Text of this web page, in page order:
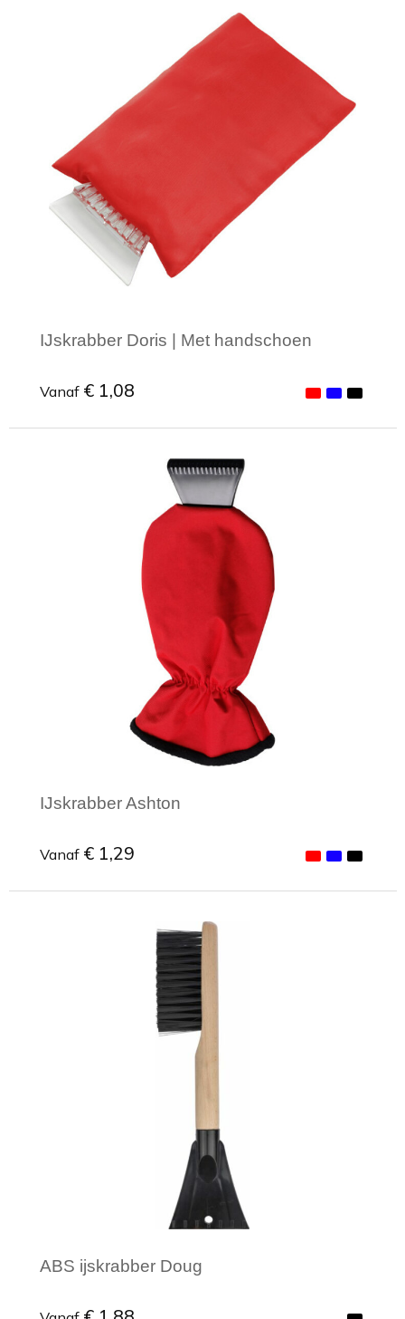
Minimale afname: 1
IJskrabber Doris | Met handschoen
Vanaf € 1,08
Minimale afname: 1
IJskrabber Ashton
Vanaf € 1,29
Minimale afname: 1
ABS ijskrabber Doug